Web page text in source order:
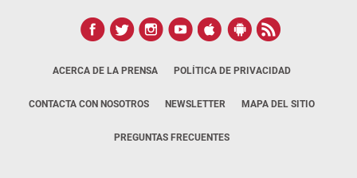
ACERCA DE LA PRENSA POLÍTICA DE PRIVACIDAD
CONTACTA CON NOSOTROS NEWSLETTER MAPA DEL SITIO
PREGUNTAS FRECUENTES